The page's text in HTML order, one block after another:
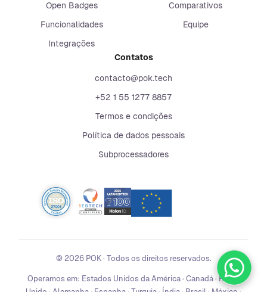
Open Badges
Funcionalidades
Integrações
Comparativos
Equipe
Contatos
contacto@pok.tech
+52 1 55 1277 8857
Termos e condições
Política de dados pessoais
Subprocessadores
© 2026 POK· Todos os direitos reservados.
Operamos em: Estados Unidos da América · Canadá · Reino